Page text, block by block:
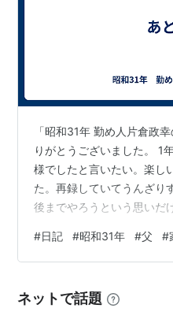
「昭和31年 勤め人片倉政
りがとうございました。 1
様でしたと言いたい。楽し
た。再録していてうんざり
後までやろうという思いだ
出版した両親の自分史「ゆ
成史新版 1926-2019（岩
サイトから wikipedia 戦後
#日記 #昭和31年 #父 #
ネットで話題